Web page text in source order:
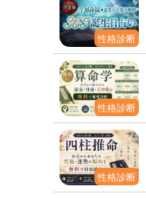
性格診断
性格診断
性格診断